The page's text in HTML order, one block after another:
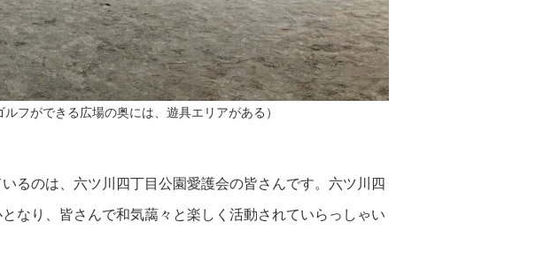
ルフができる広場の奥には、遊具エリアがある）
るのは、六ツ川四丁目公園愛護会の皆さんです。六ツ川四
なり、皆さんで和気藹々と楽しく活動されていらっしゃい